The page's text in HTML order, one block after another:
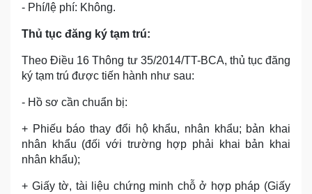
- Phí/lệ phí: Không.
Thủ tục đăng ký tạm trú:
Theo Điều 16 Thông tư 35/2014/TT-BCA, thủ tục đăng
ký tạm trú được tiến hành như sau:
- Hồ sơ cần chuẩn bị:
+ Phiếu báo thay đổi hộ khẩu, nhân khẩu; bản khai
nhân khẩu (đối với trường hợp phải khai bản khai
nhân khẩu);
+ Giấy tờ, tài liệu chứng minh chỗ ở hợp pháp (Giấy